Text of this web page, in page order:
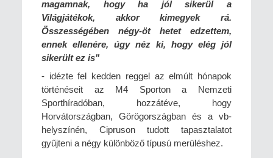
magamnak, hogy ha jól sikerül a
Világjátékok, akkor kimegyek rá.
Összességében négy-öt hetet edzettem,
ennek ellenére, úgy néz ki, hogy elég jól
sikerült ez is"
- idézte fel kedden reggel az elmúlt hónapok
történéseit az M4 Sporton a Nemzeti
Sporthíradóban, hozzátéve, hogy
Horvátországban, Görögországban és a vb-
helyszínén, Cipruson tudott tapasztalatot
gyűjteni a négy különböző típusú merüléshez.